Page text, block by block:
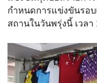
กำหนดการแข่งขันรอ
สถานในวันพรุ่งนี้ เวลา